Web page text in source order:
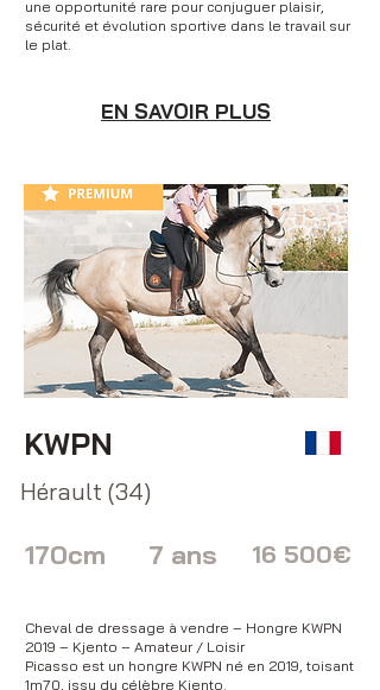
une opportunité rare pour conjuguer plaisir,
sécurité et évolution sportive dans le travail sur
le plat.
EN SAVOIR PLUS
KWPN
Hérault (34)
170cm 7 ans 16 500€
Cheval de dressage à vendre – Hongre KWPN
2019 – Kjento – Amateur / Loisir
Picasso est un hongre KWPN né en 2019, toisant
1m70, issu du célèbre Kjento.